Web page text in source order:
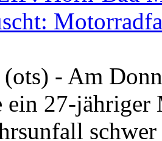
- Am
ein 27-jähriger